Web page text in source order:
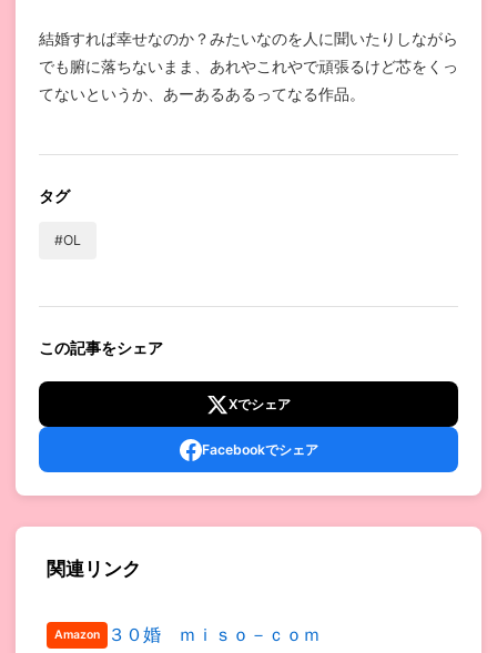
結婚すれば幸せなのか？みたいなのを人に聞いたりしながら
でも腑に落ちないまま、あれやこれやで頑張るけど芯をくっ
てないというか、あーあるあるってなる作品。
タグ
#OL
この記事をシェア
Xでシェア
Facebookでシェア
関連リンク
Amazon ３０婚 ｍｉｓｏ－ｃｏｍ